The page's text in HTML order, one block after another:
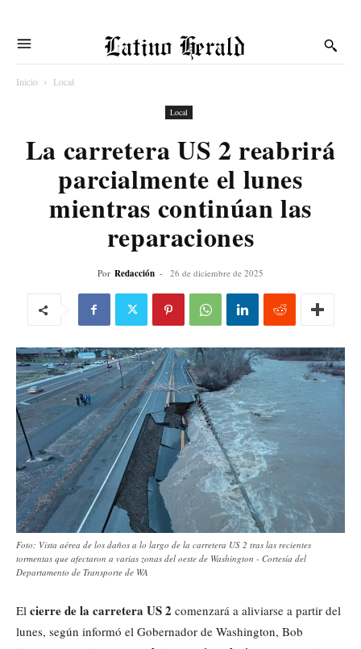
Latino Herald
Inicio Local
Local
La carretera US 2 reabrirá
parcialmente el lunes
mientras continúan las
reparaciones
Por Redacción - 26 de diciembre de 2025
Foto: Vista aérea de los daños a lo largo de la carretera US 2 tras las recientes
tormentas que afectaron a varias zonas del oeste de Washington - Cortesía del
Departamento de Transporte de WA
El cierre de la carretera US 2 comenzará a aliviarse a partir del
lunes, según informó el Gobernador de Washington, Bob